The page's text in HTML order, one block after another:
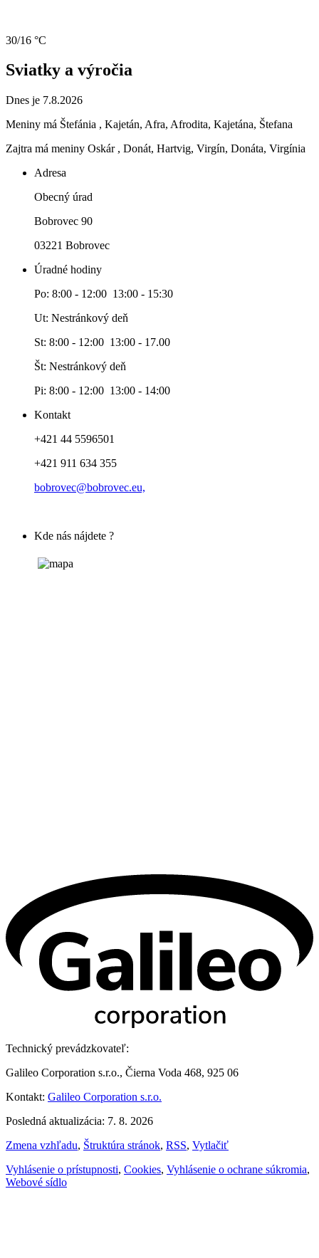
30/16 °C
Sviatky a výročia
Dnes je 7.8.2026
Meniny má Štefánia , Kajetán, Afra, Afrodita, Kajetána, Štefana
Zajtra má meniny Oskár , Donát, Hartvig, Virgín, Donáta, Virgínia
Adresa
Obecný úrad
Bobrovec 90
03221 Bobrovec
Úradné hodiny
Po: 8:00 - 12:00 13:00 - 15:30
Ut: Nestránkový deň
St: 8:00 - 12:00 13:00 - 17.00
Št: Nestránkový deň
Pi: 8:00 - 12:00 13:00 - 14:00
Kontakt
+421 44 5596501
+421 911 634 355
bobrovec@bobrovec.eu,
Kde nás nájdete ?
Technický prevádzkovateľ:
Galileo Corporation s.r.o., Čierna Voda 468, 925 06
Kontakt: Galileo Corporation s.r.o.
Posledná aktualizácia: 7. 8. 2026
Zmena vzhľadu, Štruktúra stránok, RSS, Vytlačiť
Vyhlásenie o prístupnosti, Cookies, Vyhlásenie o ochrane súkromia,
Webové sídlo